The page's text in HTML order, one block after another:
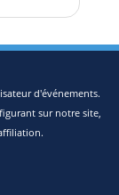
d'événements.
sur notre site,